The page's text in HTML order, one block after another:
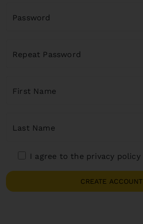
Password
Repeat Password
First Name
Last Name
I agree to the privacy policy
CREATE ACCOUNT